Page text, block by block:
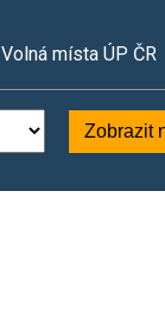
Volná místa ÚP ČR
Zobrazit